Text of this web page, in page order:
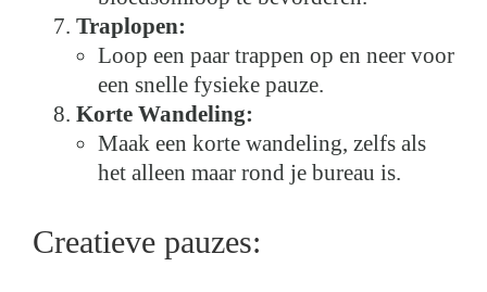
Traplopen:
Loop een paar trappen op en neer voor
een snelle fysieke pauze.
Korte Wandeling:
Maak een korte wandeling, zelfs als
het alleen maar rond je bureau is.
Creatieve pauzes: